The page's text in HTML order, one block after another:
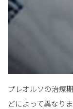
プレオルソの治療
どによって異なり